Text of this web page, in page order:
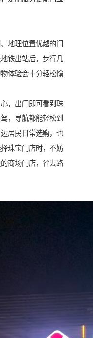
地理位置优越的门
铁出站后，步行几
体验会十分轻松愉
，出门即可看到珠
，导航都能轻松到
居民日常选购，也
珠宝门店时，不妨
商场门店，省去路